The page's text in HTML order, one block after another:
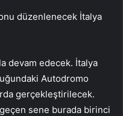
düzenlenecek İtalya
devam edecek. İtalya
Autodromo
gerçekleştirilecek.
sene burada birinci